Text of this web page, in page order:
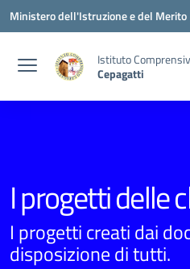
Vai ai contenuti
Vai al menu di navigazione
Vai al footer
Ministero dell'Istruzione e del Merito
Istituto
Cepagatti
I progetti delle
I progetti creati dai
disposizione di tutti.